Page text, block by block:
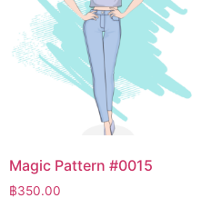
Magic Pattern #0015
฿350.00